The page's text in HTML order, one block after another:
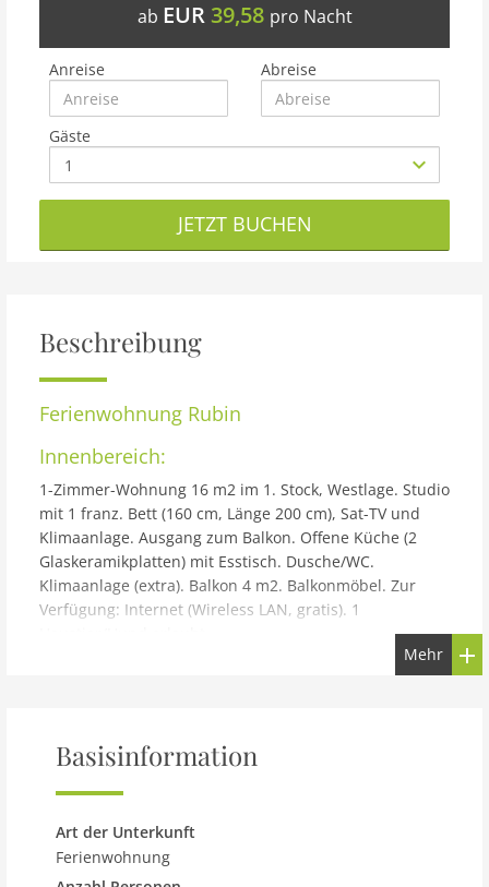
ab EUR 39,58 pro Nacht
Anreise Abreise
Gäste
JETZT BUCHEN
Beschreibung
Ferienwohnung Rubin
Innenbereich:
1-Zimmer-Wohnung 16 m2 im 1. Stock, Westlage. Studio
mit 1 franz. Bett (160 cm, Länge 200 cm), Sat-TV und
Klimaanlage. Ausgang zum Balkon. Offene Küche (2
Glaskeramikplatten) mit Esstisch. Dusche/WC.
Klimaanlage (extra). Balkon 4 m2. Balkonmöbel. Zur
Verfügung: Internet (Wireless LAN, gratis). 1
vom Strand. Zur Mitbenutzung: Grundstück 1'000 m2.
Grill. Im Hause: Internetzugang, Fahrradverleih.
Parkplatz beim Haus auf dem Grundstück.
Bushaltestelle 54.5 km, Felsstrand, betonierter Strand
10 m. Bitte beachten: private Bootsanlegestelle, auf
Mehr
Basisinformation
Art der Unterkunft
Ferienwohnung